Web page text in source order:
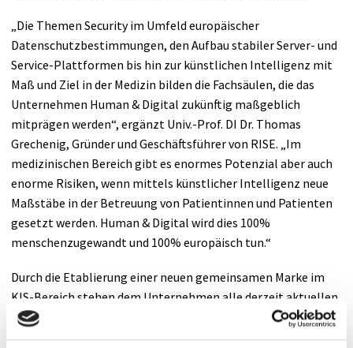
„Die Themen Security im Umfeld europäischer
Datenschutzbestimmungen, den Aufbau stabiler Server- und
Service-Plattformen bis hin zur künstlichen Intelligenz mit
Maß und Ziel in der Medizin bilden die Fachsäulen, die das
Unternehmen Human & Digital zukünftig maßgeblich
mitprägen werden“, ergänzt Univ.-Prof. DI Dr. Thomas
Grechenig, Gründer und Geschäftsführer von RISE. „Im
medizinischen Bereich gibt es enormes Potenzial aber auch
enorme Risiken, wenn mittels künstlicher Intelligenz neue
Maßstäbe in der Betreuung von Patientinnen und Patienten
gesetzt werden. Human & Digital wird dies 100%
menschenzugewandt und 100% europäisch tun.“
Durch die Etablierung einer neuen gemeinsamen Marke im
KIS-Bereich stehen dem Unternehmen alle derzeit aktuellen
Technologien, Algorithmen und Methoden als
Bausteinkasten zur Verfügung und werden dabei nicht nur